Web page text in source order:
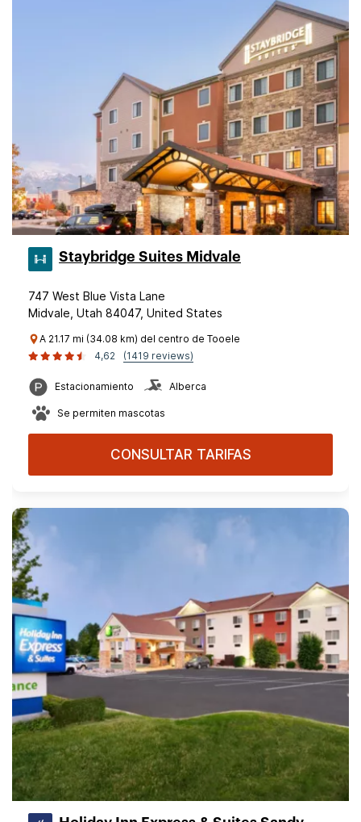
Staybridge Suites Midvale
747 West Blue Vista Lane
Midvale, Utah 84047, United States
A 21.17 mi (34.08 km) del centro de Tooele
4,62
(1419 reviews)
Estacionamiento Alberca
Se permiten mascotas
CONSULTAR TARIFAS